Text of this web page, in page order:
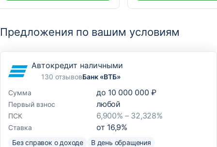
Предложения по вашим условиям
Автокредит наличными
130 отзывовБанк «ВТБ»
Сумма
до 10 000 000 ₽
Первый взнос любой
ПСК 6,900% – 32,328%
Ставка от 16,9%
Без справок о доходе В день обращения